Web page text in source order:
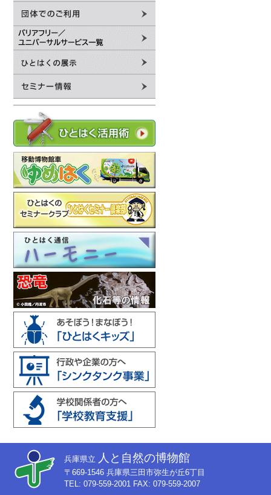
兵庫県立 人と自然の博物館
〒669-1546 兵庫県三田市弥生が丘6丁目
TEL: 079-559-2001 FAX: 079-559-2007